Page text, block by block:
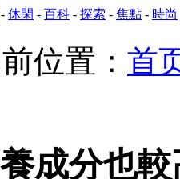
- 休閑 - 百科 - 探索 - 焦點 - 時尚
位置： 首
成分也